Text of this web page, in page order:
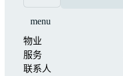
menu
物业
服务
联系人